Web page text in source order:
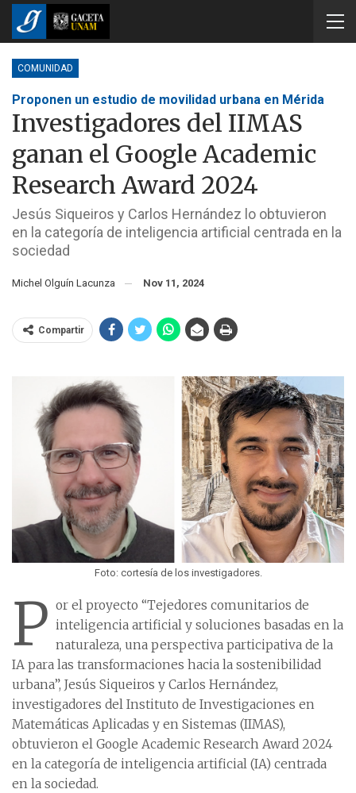
COMUNIDAD
Proponen un estudio de movilidad urbana en Mérida
Investigadores del IIMAS
ganan el Google Academic
Research Award 2024
Jesús Siqueiros y Carlos Hernández lo obtuvieron
en la categoría de inteligencia artificial centrada en la
sociedad
Michel Olguín Lacunza Nov 11, 2024
Compartir
Foto: cortesía de los investigadores.
P or el proyecto “Tejedores comunitarios de
inteligencia artificial y soluciones basadas en la
naturaleza, una perspectiva participativa de la
IA para las transformaciones hacia la sostenibilidad
urbana”, Jesús Siqueiros y Carlos Hernández,
investigadores del Instituto de Investigaciones en
Matemáticas Aplicadas y en Sistemas (IIMAS),
obtuvieron el Google Academic Research Award 2024
en la categoría de inteligencia artificial (IA) centrada
en la sociedad.